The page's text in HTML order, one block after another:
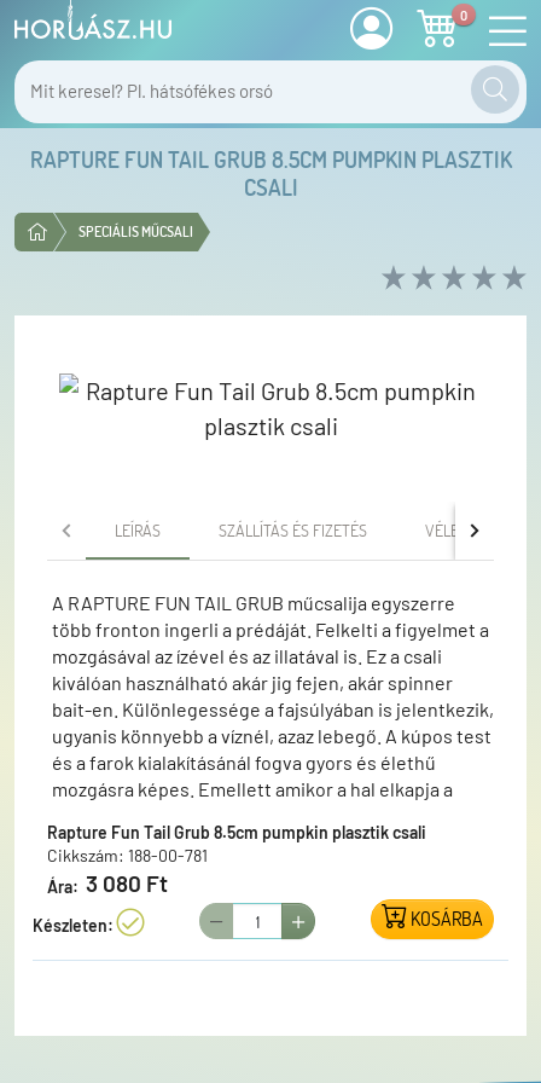
0
RAPTURE FUN TAIL GRUB 8.5CM PUMPKIN PLASZTIK
CSALI
SPECIÁLIS MŰCSALI
LEÍRÁS SZÁLLÍTÁS ÉS FIZETÉS VÉLEMÉNYEK
A RAPTURE FUN TAIL GRUB műcsalija egyszerre
több fronton ingerli a prédáját. Felkelti a figyelmet a
mozgásával az ízével és az illatával is. Ez a csali
kiválóan használható akár jig fejen, akár spinner
bait-en. Különlegessége a fajsúlyában is jelentkezik,
ugyanis könnyebb a víznél, azaz lebegő. A kúpos test
és a farok kialakításánál fogva gyors és élethű
mozgásra képes. Emellett amikor a hal elkapja a
ingerli a halunkat és nem fogja elengedni a csalit. És
ettől kezdve csaknem nyert ügyünk van. Ezt a csalit
elsősorban a süllőkre,sügerekre fejlesztettük ki, de
a tapasztalatok alapján más ragadozóknál is
Rapture Fun Tail Grub 8.5cm pumpkin plasztik csali
Cikkszám: 188-00-781
Ára: 3 080 Ft
Készleten: KOSÁRBA